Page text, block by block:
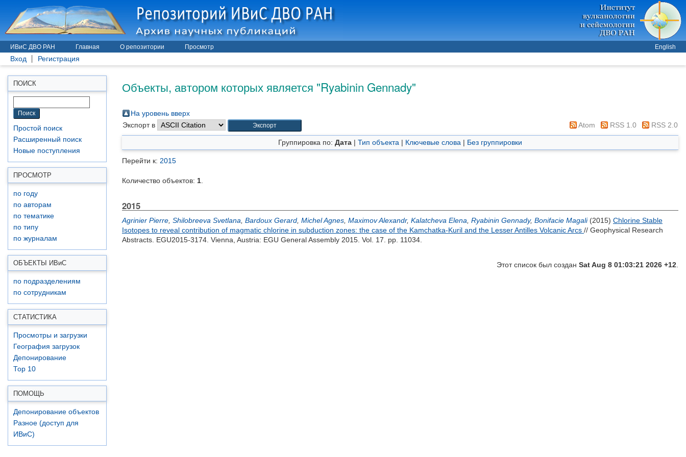
ИВиС ДВО РАН Главная О репозитории Просмотр English
Вход Регистрация
ПОИСК
Простой поиск
Расширенный поиск
Новые поступления
ПРОСМОТР
по году
по авторам
по тематике
по типу
по журналам
ОБЪЕКТЫ ИВиС
по подразделениям
по сотрудникам
СТАТИСТИКА
Просмотры и загрузки
География загрузок
Депонирование
Top 10
ПОМОЩЬ
Депонирование объектов
Разное (доступ для
ИВиС)
Объекты, автором которых является "Ryabinin Gennady"
На уровень вверх
Экспорт в
Atom RSS 1.0 RSS 2.0
Группировка по: Дата | Тип объекта | Ключевые слова | Без группировки
Перейти к: 2015
Количество объектов: 1
2015
Agrinier Pierre Shilobreeva Svetlana Bardoux Gerard Michel Agnes Maximov Alexandr, Kalatcheva Elena Ryabinin Gennady, Bonifacie Magali(2015) Chlorine Stable
Isotopes to reveal contribution of magmatic chlorine in subduction zones: the case of the Kamchatka-Kuril and the Lesser Antilles Volcanic Arcs // Geophysical Research
Abstracts. EGU2015-3174. Vienna, Austria: EGU General Assembly 2015. Vol. 17. pp. 11034.
Этот список был создан Sat Aug 8 01:03:21 2026 +12